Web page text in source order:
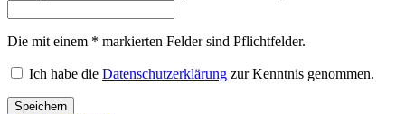
Die mit einem * markierten Felder sind Pflichtfelder.
Ich habe die Datenschutzerklärung zur Kenntnis genommen.
Speichern